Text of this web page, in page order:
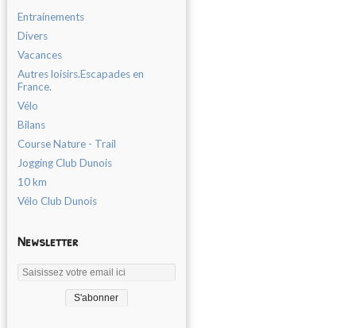
Entrainements
Divers
Vacances
Autres loisirs.Escapades en
France.
Vélo
Bilans
Course Nature - Trail
Jogging Club Dunois
10 km
Vélo Club Dunois
Newsletter